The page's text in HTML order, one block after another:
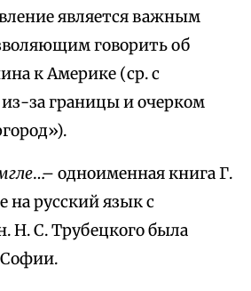
является важным
говорить об
к Америке (ср. с
за границы и очерком
…– одноименная книга Г.
на русский язык с
Н. С. Трубецкого была
Софии.